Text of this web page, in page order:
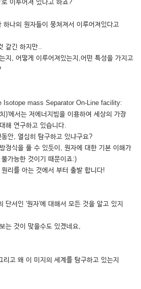
이루어져 있다고 하죠?
나의 원자들이 뭉쳐져서 이루어져있다고
같긴 하지만..
지, 어떻게 이루어져있는지,어떤 특성을 가지고
Isotope mass Separator On-Line facility:
)'에서는 저에너지빔을 이용하여 세상의 가장
해 연구하고 있습니다.
안, 열심히 탐구하고 있냐구요?
정식을 풀 수 있듯이, 원자에 대한 기본 이해가
가능한 것이기 때문이죠:)
리를 아는 것에서 부터 출발 합니다!
단서인 '원자'에 대해서 모든 것을 알고 있지
는 것이 맞을수도 있겠네요,
고 왜 이 미지의 세계를 탐구하고 있는지